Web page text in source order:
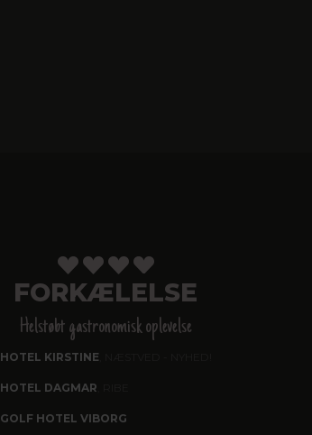
FORKÆLELSE
Helstøbt gastronomisk oplevelse
HOTEL KIRSTINE
HOTEL DAGMAR
GOLF HOTEL VIBORG